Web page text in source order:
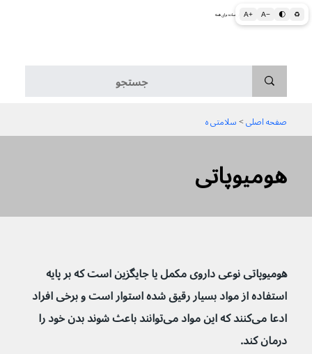
A+ A− 🌓 ♻ اطلاعات پزشکی و بهداشتی به زبان ساده برای همه
هومیوپاتی
صفحه اصلی > سلامتی ه
هومیوپاتی نوعی داروی مکمل یا جایگزین است که بر پایه
استفاده از مواد بسیار رقیق شده استوار است و برخی افراد
ادعا می‌کنند که این مواد می‌توانند باعث شوند بدن خود را
درمان کند.